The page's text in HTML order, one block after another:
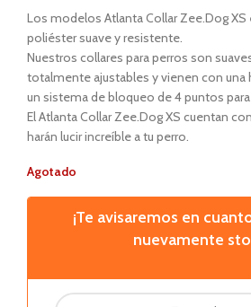
Los modelos Atlanta Collar Zee.Dog XS
poliéster suave y resistente.
Nuestros collares para perros son
totalmente ajustables y vienen con una
un sistema de bloqueo de 4 puntos
El Atlanta Collar Zee.Dog XS cuentan
harán lucir increíble a tu perro.
Agotado
¡Te avisaremos en
nuevamente